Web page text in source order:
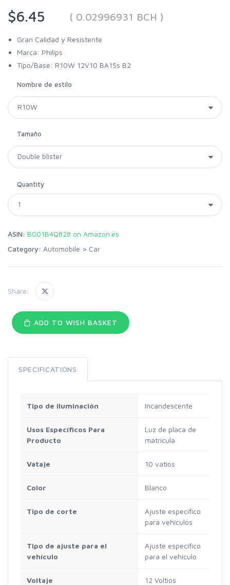
$6.45
( 0.02996931 BCH )
Gran Calidad y Resistente
Marca: Philips
Tipo/Base: R10W 12V10 BA15s B2
Nombre de estilo
Tamaño
Quantity
ASIN: B001B4Q828 on Amazon.es
Category: Automobile > Car
Share:
ADD TO WISH BASKET
SPECIFICATIONS
Tipo de iluminación Incandescente
Usos Específicos Para
Producto
Luz de placa de
matrícula
Vataje 10 vatios
Color Blanco
Tipo de corte
Ajuste específico
para vehículos
Tipo de ajuste para el
vehículo
Ajuste específico
para el vehículo
Voltaje 12 Voltios